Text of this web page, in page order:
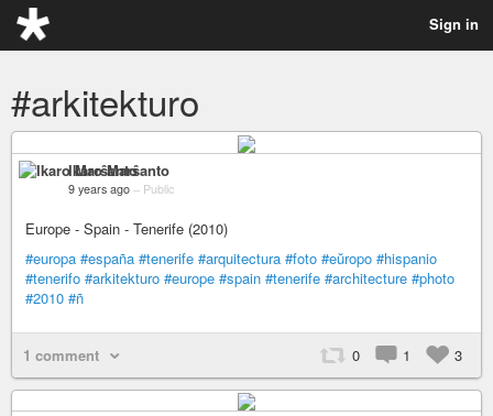
Sign in
#arkitekturo
Ikaro Marŝanto
9 years ago – Public
Europe - Spain - Tenerife (2010)
#europa #españa #tenerife #arquitectura #foto #eŭropo #hispanio
#tenerifo #arkitekturo #europe #spain #tenerife #architecture #photo
#2010 #ñ
1 comment 0 1 3